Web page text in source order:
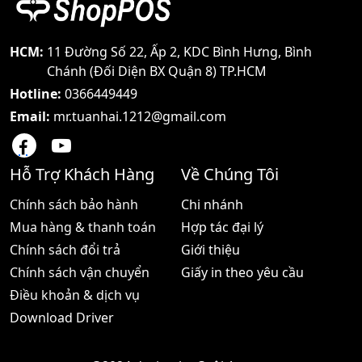
CPU máy tính là đã có một
hệ thống POS,
HCM: 11 Đường Số 22, Ấp 2, KDC Bình Hưng, Bình
Chánh (Đối Diện BX Quận 8) TP.HCM
Hotline: 0366449449
Email: mr.tuanhai.1212@gmail.com
Hỗ Trợ Khách Hàng
Chính sách bảo hành
Mua hàng & thanh toán
Chính sách đổi trả
Chính sách vận chuyển
Điều khoản & dịch vụ
Download Driver
Về Chúng Tôi
Chi nhánh
Hợp tác đại lý
Giới thiệu
Giấy in theo yêu cầu